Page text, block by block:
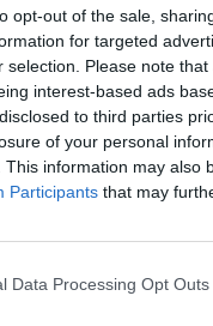
opt-out of the sale,
for targeted
selection. Please note
interest-based ads
to third parties
of your personal
This information may also
Participants that may
Data Processing Opt Outs
έρχεται από
στις
γκολ με
Σουηδού
στη νίκη
αναμέτρησης
της διοργάνωσης